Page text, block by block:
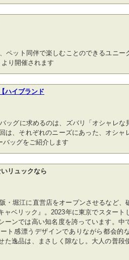
ペット同伴で楽しむことのできるユニー
り開催されます
ハイブランド
ッグに求めるのは、ズバリ「オシャレな
は、それぞれのニーズにあった、オシャ
バッグをご紹介します
リュックなら
・堀江に直営店をオープンさせるなど、
ャベリック』。2023年に東京でスタート
ーンでは高い知名度を誇っています。中
ト感漂うデザインでありながら都会的
た逸品は、まさしく隙なし。大人の普段